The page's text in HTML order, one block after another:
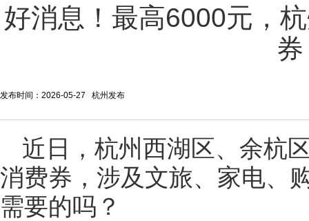
好消息！最高6000元，
发布时间：2026-05-27 杭州发布
近日，杭州西湖区、余杭
消费券，涉及文旅、家电、
需要的吗？